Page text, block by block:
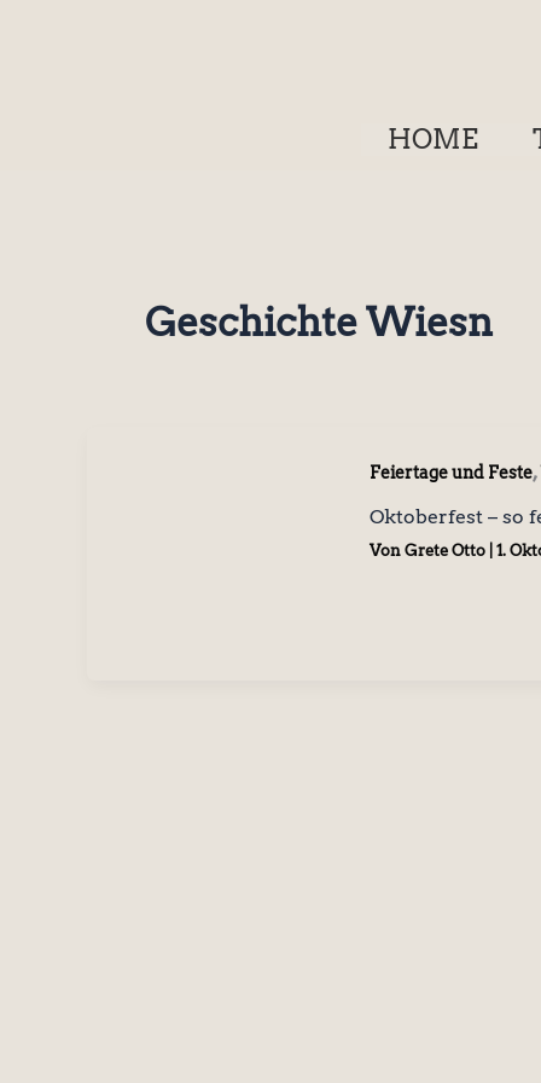
HOME
Geschichte Wiesn
Feiertage und Feste,
Oktoberfest – so
Von Grete Otto 1.